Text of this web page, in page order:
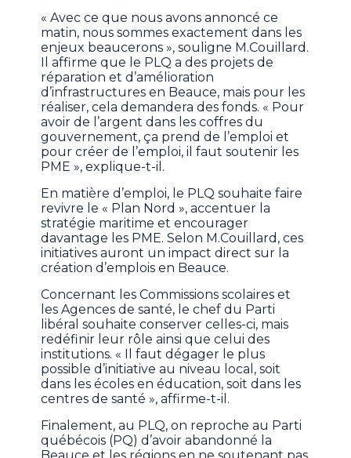
« Avec ce que nous avons annoncé ce
matin, nous sommes exactement dans les
enjeux beaucerons », souligne M.Couillard.
Il affirme que le PLQ a des projets de
réparation et d’amélioration
d’infrastructures en Beauce, mais pour les
réaliser, cela demandera des fonds. « Pour
avoir de l’argent dans les coffres du
gouvernement, ça prend de l’emploi et
pour créer de l’emploi, il faut soutenir les
PME », explique-t-il.
En matière d’emploi, le PLQ souhaite faire
revivre le « Plan Nord », accentuer la
stratégie maritime et encourager
davantage les PME. Selon M.Couillard, ces
initiatives auront un impact direct sur la
création d’emplois en Beauce.
Concernant les Commissions scolaires et
les Agences de santé, le chef du Parti
libéral souhaite conserver celles-ci, mais
redéfinir leur rôle ainsi que celui des
institutions. « Il faut dégager le plus
possible d’initiative au niveau local, soit
dans les écoles en éducation, soit dans les
centres de santé », affirme-t-il.
Finalement, au PLQ, on reproche au Parti
québécois (PQ) d’avoir abandonné la